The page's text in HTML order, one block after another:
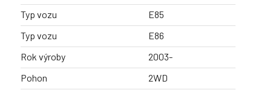
Typ vozu
E85
Typ vozu
E86
Rok výroby
2003-
Pohon
2WD